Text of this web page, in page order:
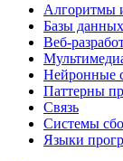
Алгоритмы
Базы данных
Веб-
Нейронные
Паттерны
Связь
Системы
Языки